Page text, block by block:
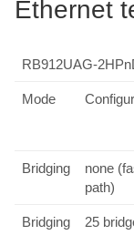
Ethernet
RB912UAG-
Mode
Bridging
none
path)
Bridging
25